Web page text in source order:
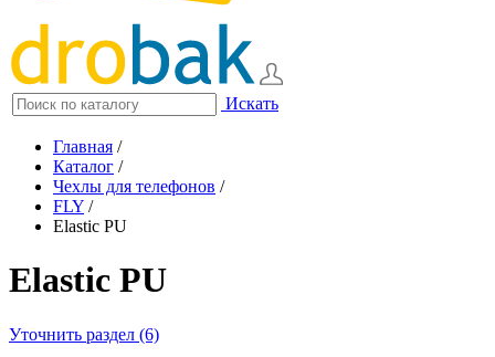
Искать
Главная /
Каталог /
Чехлы для телефонов /
FLY /
Elastic PU
Elastic PU
Уточнить раздел (6)